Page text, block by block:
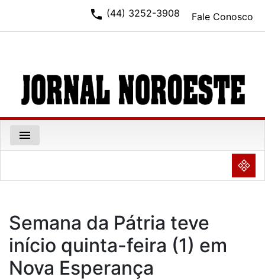
Fale Conosco
phone (44) 3252-3908
menu
NULL
Semana da Pátria teve
início quinta-feira (1) em
Nova Esperança